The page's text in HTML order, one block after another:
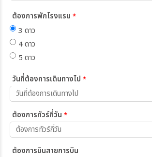
ต้องการพักโรงแรม *
3 ดาว
4 ดาว
5 ดาว
วันที่ต้องการเดินทางไป *
ต้องการทัวร์กี่วัน *
ต้องการบินสายการบิน